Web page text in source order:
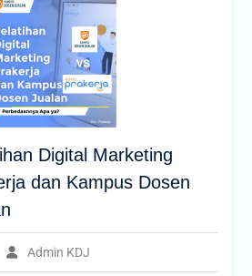
Digital Marketing
dan Kampus Dosen
Admin KDJ